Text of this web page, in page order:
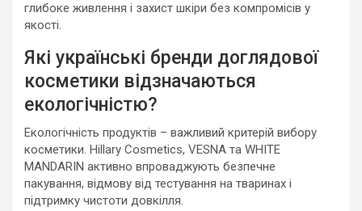
глибоке живлення і захист шкіри без компромісів у
якості.
Які українські бренди доглядової
косметики відзначаються
екологічністю?
Екологічність продуктів – важливий критерій вибору
косметики. Hillary Cosmetics, VESNA та WHITE
MANDARIN активно впроваджують безпечне
пакування, відмову від тестування на тваринах і
підтримку чистоти довкілля.